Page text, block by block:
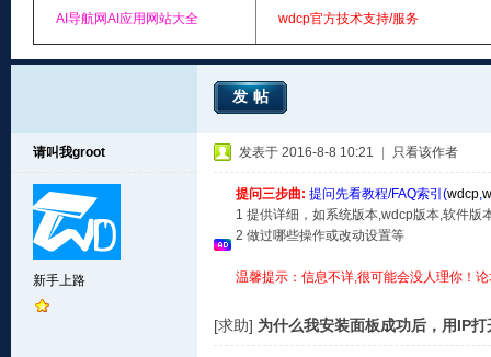
AI导航网AI应用网站大全 wdcp官方技术支持/服务
发帖
请叫我groot
新手上路
发表于 2016-8-8 10:21 只看该作者
提问三步曲: 提问先看教程/FAQ索引(wdcp,
1 提供详细，如系统版本,wdcp版本,软件版
2 做过哪些操作或改动设置等
温馨提示：信息不详,很可能会没人理你！
[求助] 为什么我安装面板成功后，用IP